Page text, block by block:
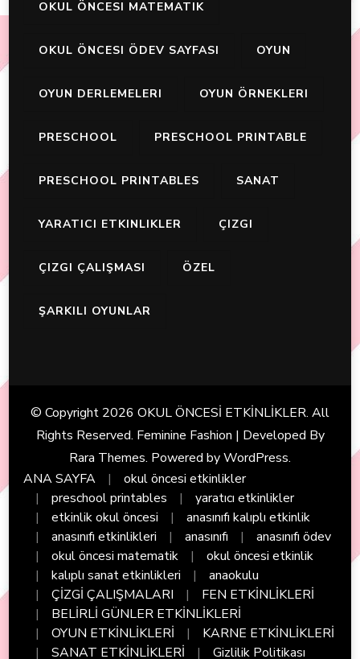
OKUL ÖNCESI MATEMATIK
OKUL ÖNCESI ÖDEV SAYFASI OYUN
OYUN DERLEMELERI OYUN ÖRNEKLERI
PRESCHOOL PRESCHOOL PRINTABLE
PRESCHOOL PRINTABLES SANAT
YARATICI ETKINLIKLER ÇIZGI
ÇIZGI ÇALIŞMASI ÖZEL
ŞARKILI OYUNLAR
© Copyright 2026 OKUL ÖNCESİ ETKİNLİKLER. All
Rights Reserved. Feminine Fashion | Developed By
Rara Themes. Powered byWordPress.
ANA SAYFA
okul öncesi etkinlikler
preschool printables
yaratıcı etkinlikler
etkinlik okul öncesi
anasınıfı kalıplı etkinlik
anasınıfı etkinlikleri
anasınıfı
anasınıfı ödev
okul öncesi matematik
okul öncesi etkinlik
kalıplı sanat etkinlikleri
anaokulu
ÇİZGİ ÇALIŞMALARI
FEN ETKİNLİKLERİ
BELİRLİ GÜNLER ETKİNLİKLERİ
OYUN ETKİNLİKLERİ
KARNE ETKİNLİKLERİ
SANAT ETKİNLİKLERİ
Gizlilik Politikası